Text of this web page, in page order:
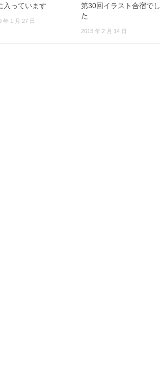
入っています
年 1 月 27 日
第30回イラスト合宿でし
た
2015 年 2 月 14 日